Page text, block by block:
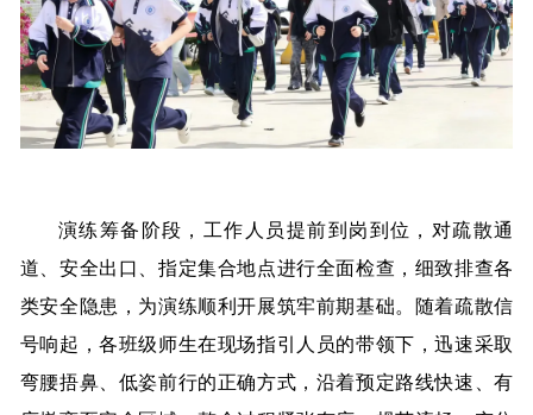
演练筹备阶段，工作人员提前到岗到位，对疏散通
道、安全出口、指定集合地点进行全面检查，细致排查各
类安全隐患，为演练顺利开展筑牢前期基础。随着疏散信
号响起，各班级师生在现场指引人员的带领下，迅速采取
弯腰捂鼻、低姿前行的正确方式，沿着预定路线快速、有